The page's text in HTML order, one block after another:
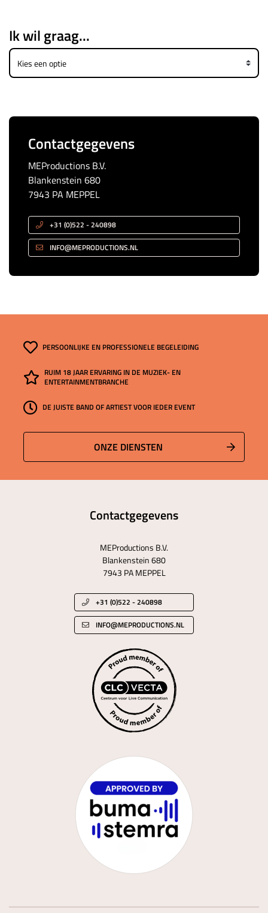
Ik wil graag...
Contactgegevens
MEProductions B.V.
Blankenstein 680
7943 PA MEPPEL
+31 (0)522 - 240898
INFO@MEPRODUCTIONS.NL
PERSOONLIJKE EN PROFESSIONELE BEGELEIDING
RUIM 18 JAAR ERVARING IN DE MUZIEK- EN
ENTERTAINMENTBRANCHE
DE JUISTE BAND OF ARTIEST VOOR IEDER EVENT
ONZE DIENSTEN
Contactgegevens
MEProductions B.V.
Blankenstein 680
7943 PA MEPPEL
+31 (0)522 - 240898
INFO@MEPRODUCTIONS.NL